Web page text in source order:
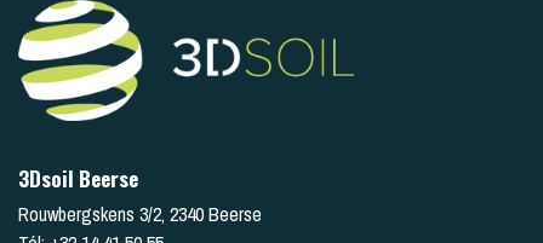
3Dsoil Beerse
Rouwbergskens 3/2, 2340Beerse